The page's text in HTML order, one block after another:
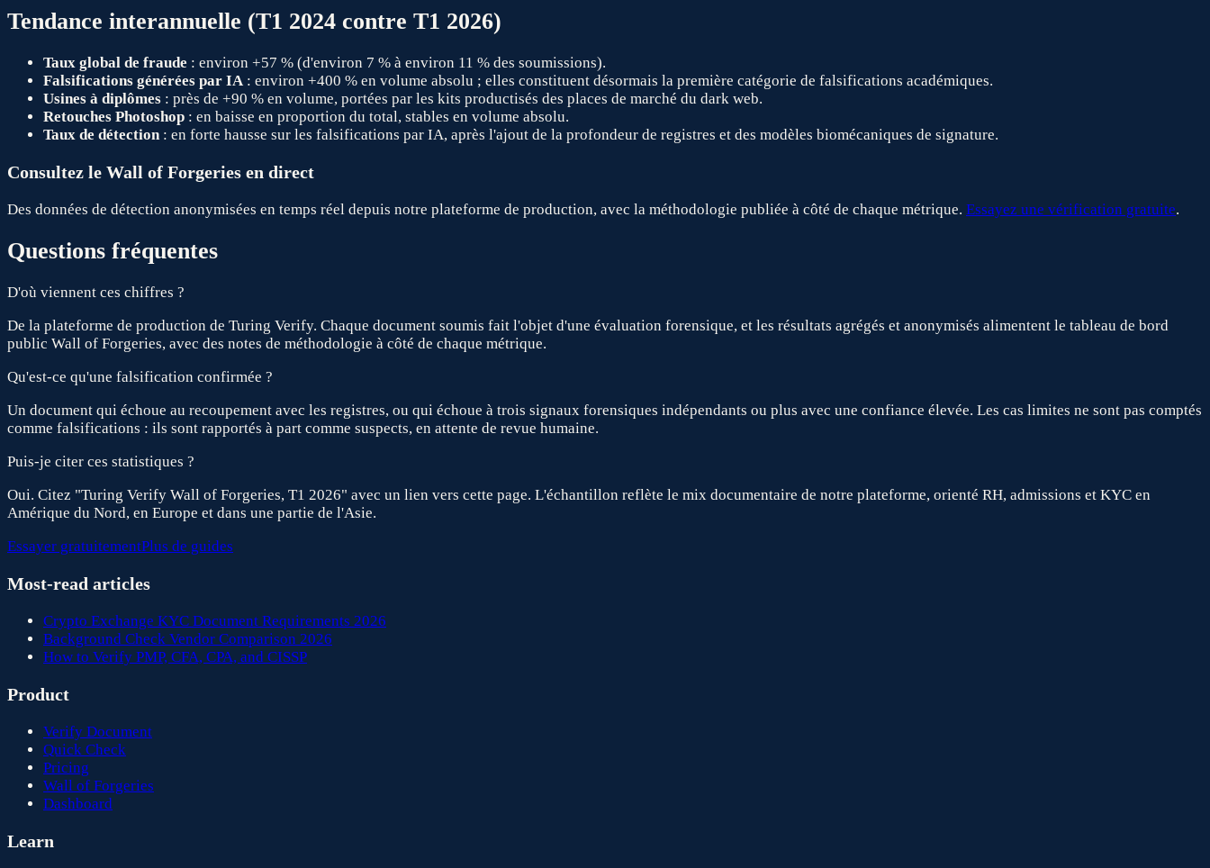
Tendance interannuelle (T1 2024 contre T1 2026)
Taux global de fraude : environ +57 % (d'environ 7 % à environ 11 % des soumissions).
Falsifications générées par IA : environ +400 % en volume absolu ; elles constituent désormais la première catégorie de falsifications académiques.
Usines à diplômes : près de +90 % en volume, portées par les kits productisés des places de marché du dark web.
Retouches Photoshop : en baisse en proportion du total, stables en volume absolu.
Taux de détection: en forte hausse sur les falsifications par IA, après l'ajout de la profondeur de registres et des modèles biomécaniques de signature.
Consultez le Wall of Forgeries en direct
Des données de détection anonymisées en temps réel depuis notre plateforme de production, avec la méthodologie publiée à côté de chaque métrique. Essayez une vérification gratuite.
Questions fréquentes
D'où viennent ces chiffres ?
De la plateforme de production de Turing Verify. Chaque document soumis fait l'objet d'une évaluation forensique, et les résultats agrégés et anonymisés alimentent le tableau de bord
public Wall of Forgeries, avec des notes de méthodologie à côté de chaque métrique.
Qu'est-ce qu'une falsification confirmée ?
Un document qui échoue au recoupement avec les registres, ou qui échoue à trois signaux forensiques indépendants ou plus avec une confiance élevée. Les cas limites ne sont pas comptés
comme falsifications : ils sont rapportés à part comme suspects, en attente de revue humaine.
Puis-je citer ces statistiques ?
Oui. Citez "Turing Verify Wall of Forgeries, T1 2026" avec un lien vers cette page. L'échantillon reflète le mix documentaire de notre plateforme, orienté RH, admissions et KYC en
Amérique du Nord, en Europe et dans une partie de l'Asie.
Essayer gratuitementPlus de guides
Most-read articles
Crypto Exchange KYC Document Requirements 2026
Background Check Vendor Comparison 2026
How to Verify PMP, CFA, CPA, and CISSP
Product
Verify Document
Quick Check
Pricing
Wall of Forgeries
Dashboard
Learn